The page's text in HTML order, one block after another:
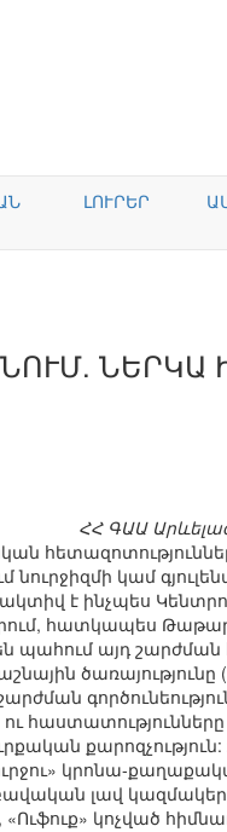
ԼՈՒՐԵՐ
ՆԵՐԿԱ
ՀՀ ԳԱԱ
նուրջիզմի կամ
է ինչպես
հատկապես
պահում այդ շարժման
քարոզչություն:
կրոնա-
լավ
կոչված